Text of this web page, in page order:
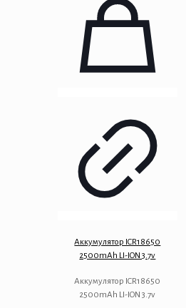
Аккумулятор ICR18650
2500mAh LI-ION 3.7v
Аккумулятор ICR18650
2500mAh LI-ION 3.7v